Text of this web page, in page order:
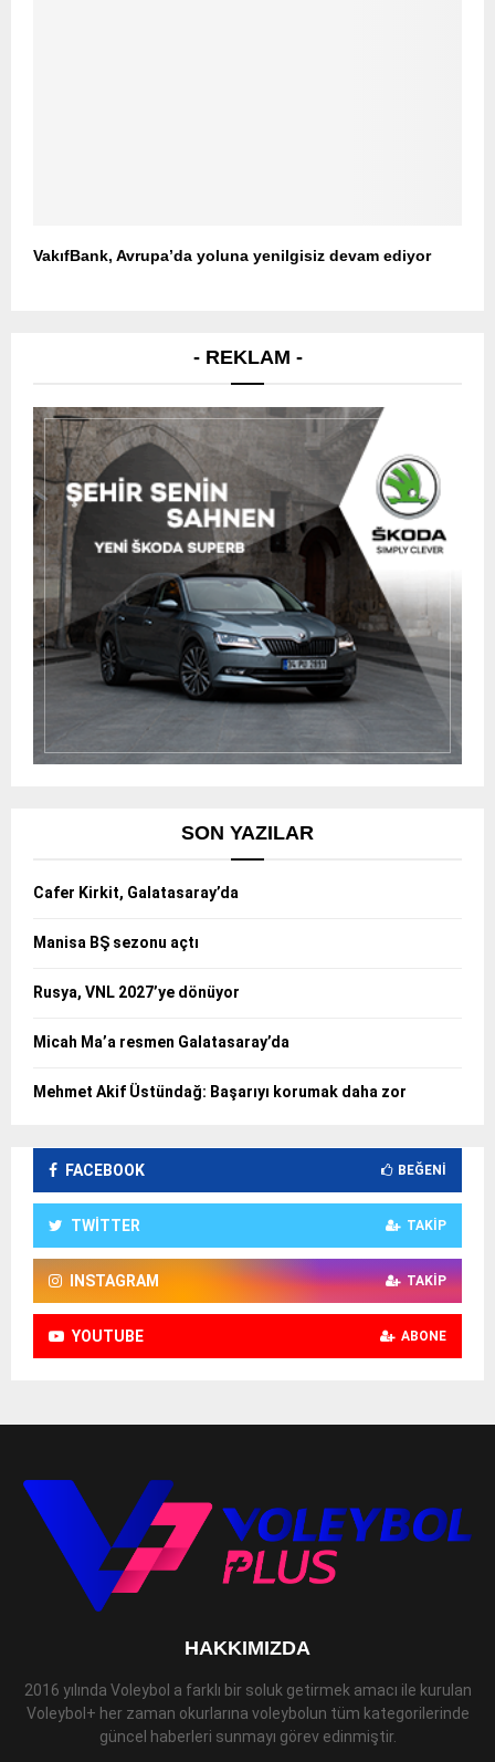
VakıfBank, Avrupa’da yoluna yenilgisiz devam ediyor
- REKLAM -
SON YAZILAR
Cafer Kirkit, Galatasaray’da
Manisa BŞ sezonu açtı
Rusya, VNL 2027’ye dönüyor
Micah Ma’a resmen Galatasaray’da
Mehmet Akif Üstündağ: Başarıyı korumak daha zor
FACEBOOK BEĞENI
TWITTER TAKIP
INSTAGRAM TAKIP
YOUTUBE ABONE
HAKKIMIZDA
2016 yılında Voleybol a farklı bir soluk getirmek amacı ile kurulan
Voleybol+ her zaman okurlarına voleybolun tüm kategorilerinde
güncel haberleri sunmayı görev edinmiştir.